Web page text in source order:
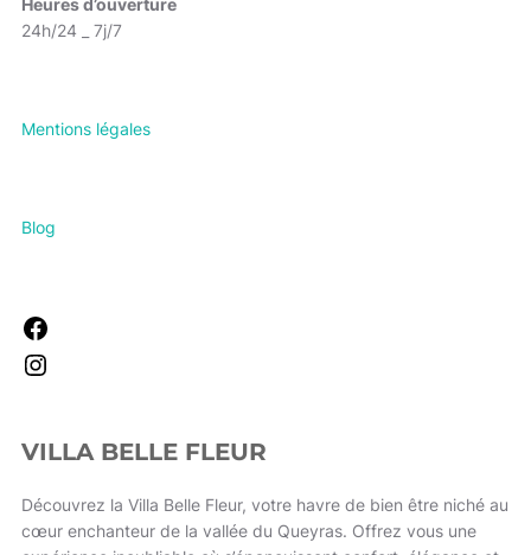
Heures d’ouverture
24h/24 _ 7j/7
Mentions légales
Blog
VILLA BELLE FLEUR
Découvrez la Villa Belle Fleur, votre havre de bien être niché au
cœur enchanteur de la vallée du Queyras. Offrez vous une